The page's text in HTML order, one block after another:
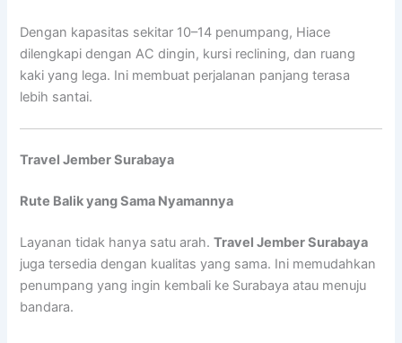
Dengan kapasitas sekitar 10–14 penumpang, Hiace
dilengkapi dengan AC dingin, kursi reclining, dan ruang
kaki yang lega. Ini membuat perjalanan panjang terasa
lebih santai.
Travel Jember Surabaya
Rute Balik yang Sama Nyamannya
Layanan tidak hanya satu arah.Travel Jember Surabaya
juga tersedia dengan kualitas yang sama. Ini memudahkan
penumpang yang ingin kembali ke Surabaya atau menuju
bandara.